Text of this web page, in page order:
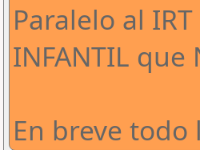
Paralelo al
INFANTIL que
En breve todo